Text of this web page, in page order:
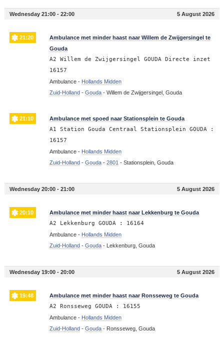
Wednesday 21:00 - 22:00 5 August 2026
21:20
Ambulance met minder haast naar Willem de Zwijgersingel te
Gouda
A2 Willem de Zwijgersingel GOUDA Directe inzet
16157
Ambulance - Hollands Midden
Zuid-Holland- Gouda- Willem de Zwijgersingel, Gouda
21:10 Ambulance met spoed naar Stationsplein te Gouda
A1 Station Gouda Centraal Stationsplein GOUDA :
16157
Ambulance - Hollands Midden
Zuid-Holland- Gouda- 2801 - Stationsplein, Gouda
Wednesday 20:00 - 21:00 5 August 2026
20:10 Ambulance met minder haast naar Lekkenburg te Gouda
A2 Lekkenburg GOUDA : 16164
Ambulance - Hollands Midden
Zuid-Holland- Gouda- Lekkenburg, Gouda
Wednesday 19:00 - 20:00 5 August 2026
19:48 Ambulance met minder haast naar Ronsseweg te Gouda
A2 Ronsseweg GOUDA : 16155
Ambulance - Hollands Midden
Zuid-Holland- Gouda- Ronsseweg, Gouda